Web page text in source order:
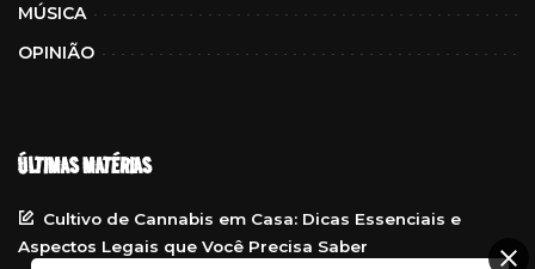
MÚSICA
OPINIÃO
ÚLTIMAS MATÉRIAS
Cultivo de Cannabis em Casa: Dicas Essenciais e
Aspectos Legais que Você Precisa Saber